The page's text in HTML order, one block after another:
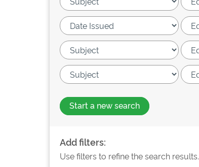
Start a new search
Add filters:
Use filters to refine the search results.